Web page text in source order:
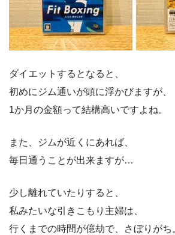
ダイエットするとなると、
初めにジム通いが頭に浮かびますが、
1か月の金額って結構高いですよね。
また、ジムが近くにあれば、
毎日通うことが出来ますが…
少し離れていたりすると、
私みたいな引きこもり主婦は、
行くまでの時間が億劫で、さぼりがち